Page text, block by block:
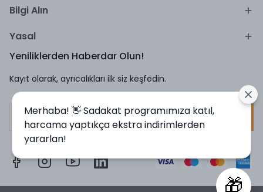
Bilgi Alın
Yasal
Yeniliklerden Haberdar Olun!
Kayıt olarak, ayrıcalıkları ilk siz keşfedin.
Merhaba! 👋 Sadakat programımıza katıl,
harcama yaptıkça ekstra indirimlerden
yararlan!
🎁